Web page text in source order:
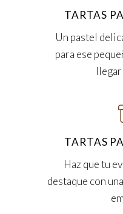
TARTAS
Un pastel
para ese
TARTAS
Haz que tu
destaque con